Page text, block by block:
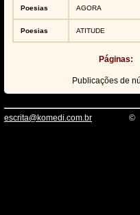
Poesias AGORA
Poesias ATITUDE
Páginas:
Publicações de
escrita@komedi.com.br ©